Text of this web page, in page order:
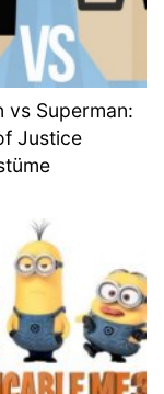
vs Superman:
Justice